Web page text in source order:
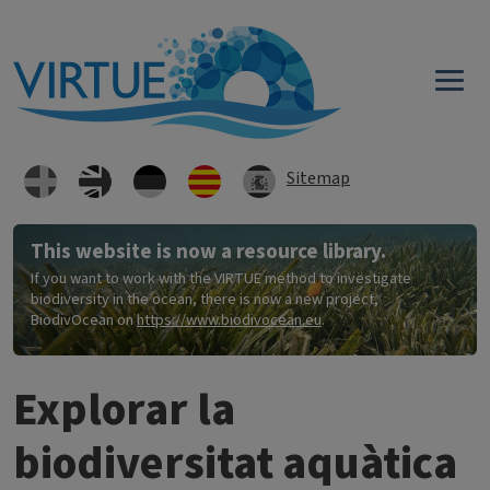
Sitemap
This website is now a resource library.
If you want to work with the VIRTUE method to investigate
biodiversity in the ocean, there is now a new project,
BiodivOcean onhttps://www.biodivocean.eu.
Explorar la
biodiversitat aquàtica